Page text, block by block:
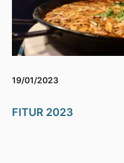
19/01/2023
FITUR 2023